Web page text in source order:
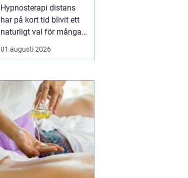
Hypnosterapi distans
har på kort tid blivit ett
naturligt val för många
som vill arbeta med
personlig utveckling
fysisk mottagning.
Genom säkra
videosamtal kan klient
och terapeut mötas
oavsett var i l...
01 augusti 2026